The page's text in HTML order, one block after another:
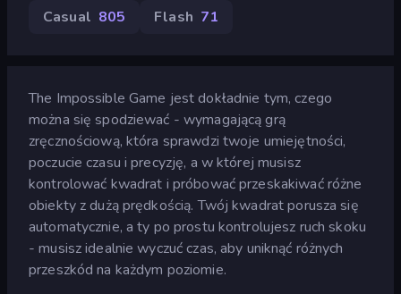
Casual 805 Flash 71
The Impossible Game jest dokładnie tym, czego
można się spodziewać - wymagającą grą
zręcznościową, która sprawdzi twoje umiejętności,
poczucie czasu i precyzję, a w której musisz
kontrolować kwadrat i próbować przeskakiwać różne
obiekty z dużą prędkością. Twój kwadrat porusza się
automatycznie, a ty po prostu kontrolujesz ruch skoku
- musisz idealnie wyczuć czas, aby uniknąć różnych
przeszkód na każdym poziomie.